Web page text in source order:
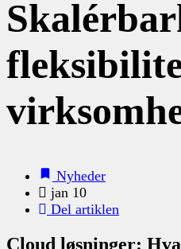
Nyheder
jan 10
Del artiklen
Cloud løsninger: